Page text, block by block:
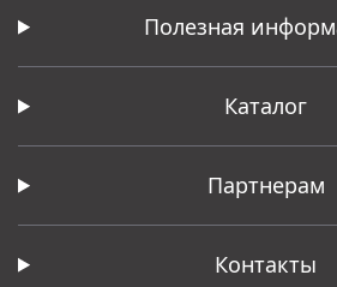
Полезная
Каталог
Партнерам
Контакты